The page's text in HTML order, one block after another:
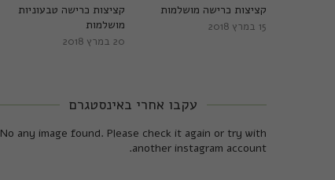
קציצות כרישה טבעוניות
מושלמות
20 במרץ 2018
קציצות כרישה מושלמות
15 במרץ 2018
עקבו אחרי באינסטגרם
No any image found. Please check it again or try with
another instagram account.